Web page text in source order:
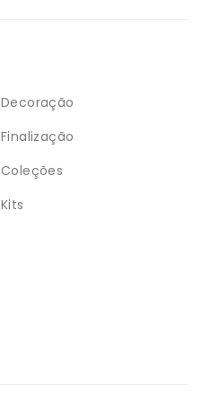
Decoração
Finalização
Coleções
Kits